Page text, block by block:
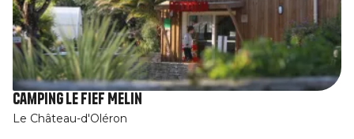
Camping Le Fief Melin
Le Château-d'Oléron